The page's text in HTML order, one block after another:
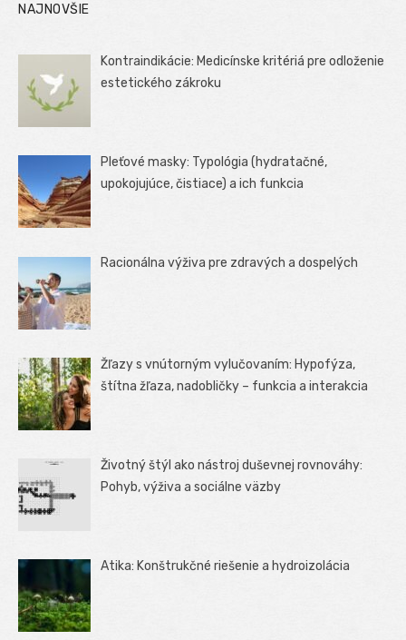
NAJNOVŠIE
Kontraindikácie: Medicínske kritériá pre odloženie
estetického zákroku
Pleťové masky: Typológia (hydratačné,
upokojujúce, čistiace) a ich funkcia
Racionálna výživa pre zdravých a dospelých
Žľazy s vnútorným vylučovaním: Hypofýza,
štítna žľaza, nadobličky – funkcia a interakcia
Životný štýl ako nástroj duševnej rovnováhy:
Pohyb, výživa a sociálne väzby
Atika: Konštrukčné riešenie a hydroizolácia